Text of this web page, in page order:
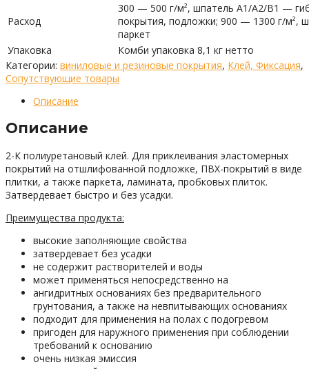
Расход
300 — 500 г/м², шпатель А1/А2/В1 —
покрытия, подложки; 900 — 1300 г/м²,
паркет
Упаковка
Комби упаковка 8,1 кг нетто
Категории: виниловые и резиновые покрытия, Клей, Фиксация,
Сопутствующие товары
Описание
Описание
2-К полиуретановый клей. Для приклеивания эластомерных
покрытий на отшлифованной подложке, ПВХ-покрытий в виде
плитки, а также паркета, ламината, пробковых плиток.
Затвердевает быстро и без усадки.
Преимущества продукта:
высокие заполняющие свойства
затвердевает без усадки
не содержит растворителей и воды
может применяться непосредственно на
ангидритных основаниях без предварительного
грунтования, а также на невпитывающих основаниях
подходит для применения на полах с подогревом
пригоден для наружного применения при соблюдении
требований к основанию
очень низкая эмиссия